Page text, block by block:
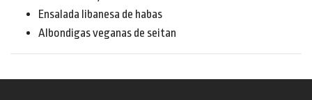
Ensalada libanesa de habas
Albondigas veganas de seitan